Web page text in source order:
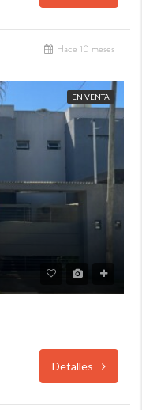
Hace 10 meses
EN VENTA
Detalles